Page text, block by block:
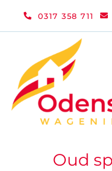
0317 358 711
Oud